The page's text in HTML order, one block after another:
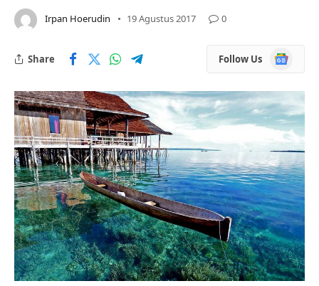
Irpan Hoerudin 19 Agustus 2017 0
Share Follow Us
Google
News